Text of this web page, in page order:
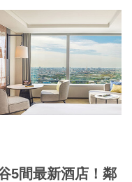
5間最新酒店！鄰